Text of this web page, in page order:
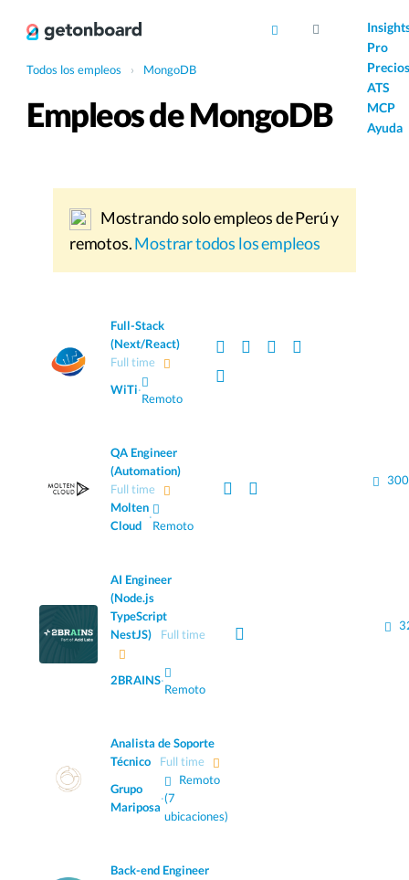
Pro
Precios
ATS
MCP
Ayuda
Todos los empleos › MongoDB
Empleos de MongoDB
Mostrando solo empleos de Perú y
remotos.Mostrar todos los empleos
Full-Stack
(Next/React)
Full time
WiTi·
Remoto
QA Engineer
(Automation)
Full time
Molten
Cloud
·
Remoto
AI Engineer
(Node.js
TypeScript
NestJS)
Full time
2BRAINS·
Remoto
Analista de Soporte
Técnico
Full time
Grupo
Mariposa
·
Remoto
(7
ubicaciones)
Back-end Engineer